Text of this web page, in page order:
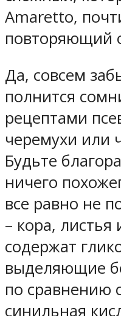
Amaretto,
повторяющий
Да, совсем
полнится
рецептами
черемухи или
Будьте
ничего
все равно не
– кора,
содержат
выделяющие
по сравнению
синильная